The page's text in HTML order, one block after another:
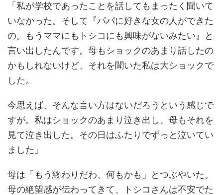
「私が学校であったことを話してもまったく聞いて
いなかった。そして『パパに好きな女の人ができた
の。もうママにもトシコにも興味がないみたい』と
言い出したんです。母もショックのあまり話したの
かもしれないけど、それを聞いた私は大ショックで
した。
今思えば、そんな言い方はないだろうという感じで
すが。私はショックのあまり泣き出し、母もそれを
見て泣き出した。その日はふたりでずっと泣いてい
ました」
母は「もう終わりだわ、何もかも」とつぶやいた。
母の絶望感が伝わってきて、トシコさんは不安でた